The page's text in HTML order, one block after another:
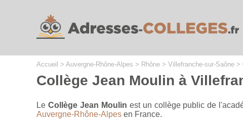
Accueil > Auvergne-Rhône-Alpes > Rhône > Villefranche-sur-Saône >
Collège Jean Moulin à
Le Collège Jean Moulin est un collège public de
Auvergne-Rhône-Alpes en France.